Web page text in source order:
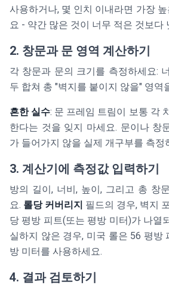
사용하거나, 몇 인치 이내라면 가장
요 - 약간 많은 것이 너무 적은 것보다
2. 창문과 문 영역 계산하기
각 창문과 문의 크기를 측정하세요:
두 합쳐 총 "벽지를 붙이지 않을" 영역
흔한 실수: 문 프레임 트림이 보통 각
한다는 것을 잊지 마세요. 문이나 창
가 들어가지 않을 실제 개구부를 측정
3. 계산기에 측정값 입력하기
방의 길이, 너비, 높이, 그리고 총 창
요. 롤당 커버리지 필드의 경우, 벽지
당 평방 피트(또는 평방 미터)가 나열
실하지 않은 경우, 미국 롤은 56 평방
방 미터를 사용하세요.
4. 결과 검토하기